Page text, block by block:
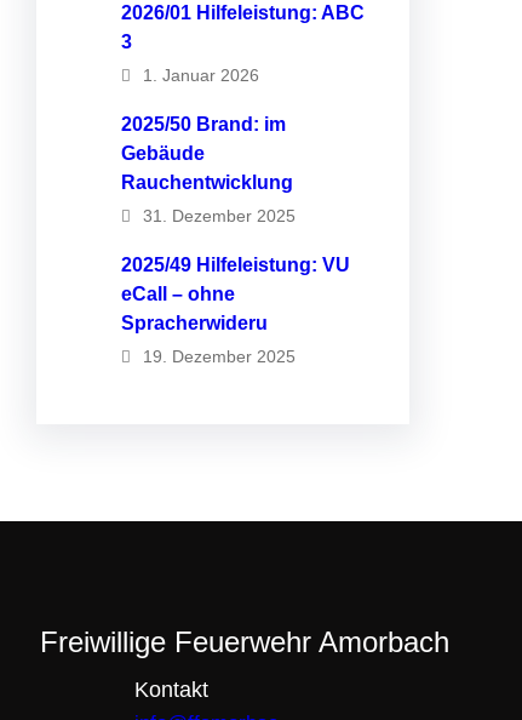
2026/01 Hilfeleistung: ABC
3
1. Januar 2026
2025/50 Brand: im
Gebäude
Rauchentwicklung
31. Dezember 2025
2025/49 Hilfeleistung: VU
eCall – ohne
Spracherwideru
19. Dezember 2025
Freiwillige Feuerwehr Amorbach
Kontakt